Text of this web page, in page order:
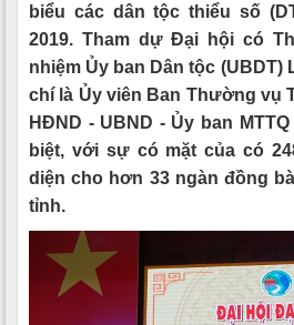
biểu các dân tộc thiểu số
2019. Tham dự Đại hội có
nhiệm Ủy ban Dân tộc (UBDT)
chí là Ủy viên Ban Thường vụ
HĐND - UBND - Ủy ban
biệt, với sự có mặt của có
diện cho hơn 33 ngàn đồng
tỉnh.